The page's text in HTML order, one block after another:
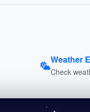
Weather
Check